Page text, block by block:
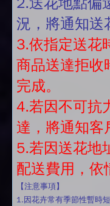
況，將通知送
3.依指定送花
商品送達拒收
完成。
4.若因不可抗
達，將通知客
5.若因送花地
配送費用，依
【注意事項】
1.因花卉常有季節性暫時